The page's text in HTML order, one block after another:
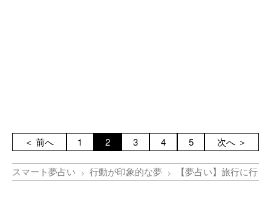
＜ 前へ 1 2 3 4 5 次へ ＞
スマート夢占い 行動が印象的な夢 【夢占い】旅行に行